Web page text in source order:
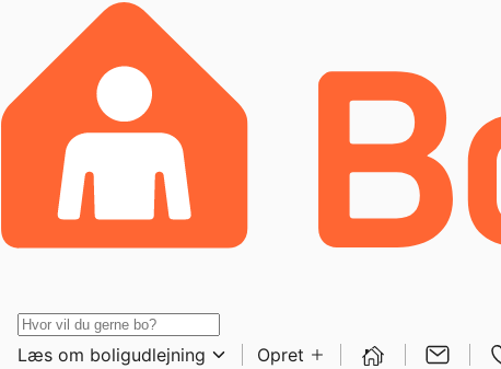
Læs om boligudlejning Opret